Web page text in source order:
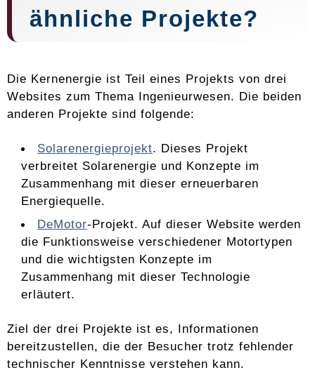
ähnliche Projekte?
Die Kernenergie ist Teil eines Projekts von drei
Websites zum Thema Ingenieurwesen. Die beiden
anderen Projekte sind folgende:
Solarenergieprojekt. Dieses Projekt
verbreitet Solarenergie und Konzepte im
Zusammenhang mit dieser erneuerbaren
Energiequelle.
DeMotor-Projekt. Auf dieser Website werden
die Funktionsweise verschiedener Motortypen
und die wichtigsten Konzepte im
Zusammenhang mit dieser Technologie
erläutert.
Ziel der drei Projekte ist es, Informationen
bereitzustellen, die der Besucher trotz fehlender
technischer Kenntnisse verstehen kann.